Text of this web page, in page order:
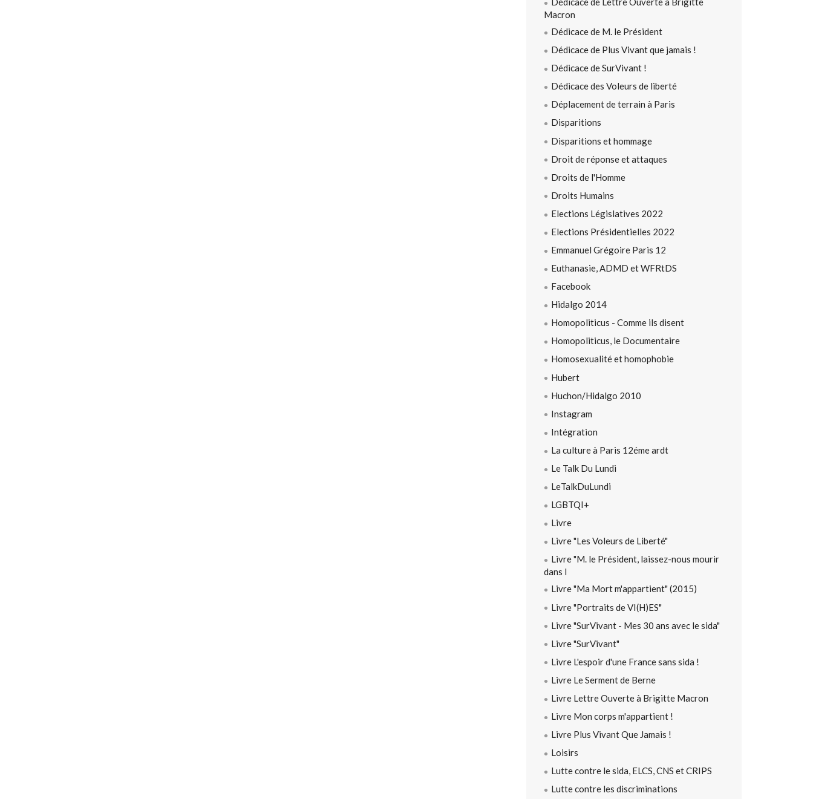
Macron
Dédicace de M. le Président
Dédicace de Plus Vivant que jamais !
Dédicace de SurVivant !
Dédicace des Voleurs de liberté
Déplacement de terrain à Paris
Disparitions
Disparitions et hommage
Droit de réponse et attaques
Droits de l'Homme
Droits Humains
Elections Législatives 2022
Elections Présidentielles 2022
Emmanuel Grégoire Paris 12
Euthanasie, ADMD et WFRtDS
Facebook
Hidalgo 2014
Homopoliticus - Comme ils disent
Homopoliticus, le Documentaire
Homosexualité et homophobie
Hubert
Huchon/Hidalgo 2010
Instagram
Intégration
La culture à Paris 12éme ardt
Le Talk Du Lundi
LeTalkDuLundi
LGBTQI+
Livre
Livre "Les Voleurs de Liberté"
Livre "M. le Président, laissez-nous mourir
dans l
Livre "Ma Mort m'appartient" (2015)
Livre "Portraits de VI(H)ES"
Livre "SurVivant - Mes 30 ans avec le sida"
Livre "SurVivant"
Livre L'espoir d'une France sans sida !
Livre Le Serment de Berne
Livre Lettre Ouverte à Brigitte Macron
Livre Mon corps m'appartient !
Livre Plus Vivant Que Jamais !
Loisirs
Lutte contre le sida, ELCS, CNS et CRIPS
Lutte contre les discriminations